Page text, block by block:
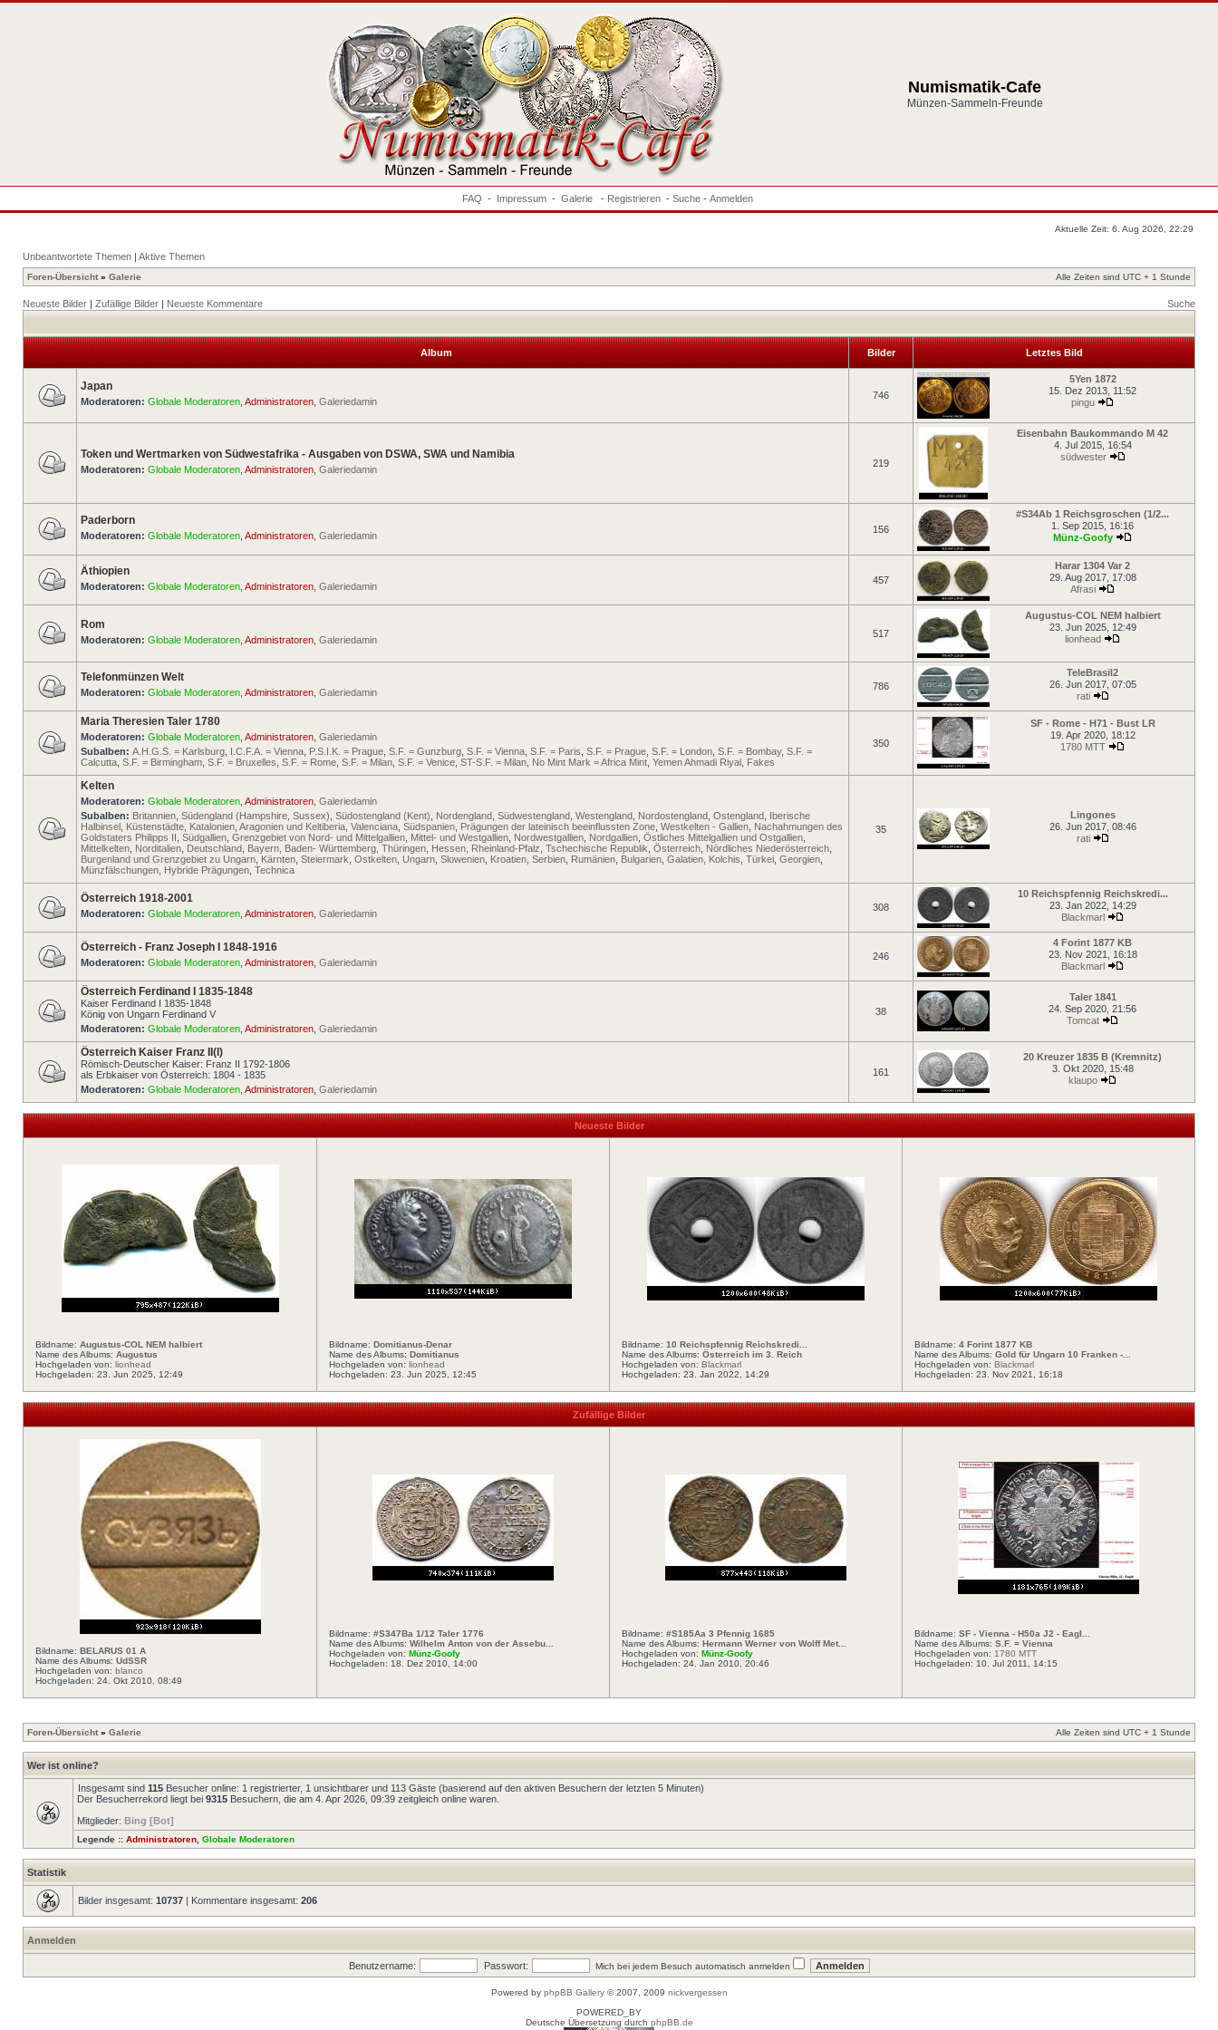
Numismatik-Cafe
Münzen-Sammeln-Freunde
FAQ - Impressum - Galerie - Registrieren - Suche - Anmelden
Aktuelle Zeit: 6. Aug 2026, 22:29
Unbeantwortete Themen | Aktive Themen
Foren-Übersicht » Galerie Alle Zeiten sind UTC + 1 Stunde
Neueste Bilder | Zufällige Bilder | Neueste Kommentare Suche
Album Bilder Letztes Bild
Japan
Moderatoren: Globale Moderatoren Administratoren Galeriedamin
746
5Yen 1872
15. Dez 2013, 11:52
pingu
Token und Wertmarken von Südwestafrika - Ausgaben von DSWA, SWA und Namibia
Moderatoren: Globale Moderatoren Administratoren Galeriedamin
219
Eisenbahn Baukommando M 42
4. Jul 2015, 16:54
südwester
Paderborn
Moderatoren: Globale Moderatoren Administratoren Galeriedamin
156
#S34Ab 1 Reichsgroschen (1/2...
1. Sep 2015, 16:16
Münz-Goofy
Äthiopien
Moderatoren: Globale Moderatoren Administratoren Galeriedamin
457
Harar 1304 Var 2
29. Aug 2017, 17:08
Afrasi
Rom
Moderatoren: Globale Moderatoren Administratoren Galeriedamin
517
Augustus-COL NEM halbiert
23. Jun 2025, 12:49
lionhead
Telefonmünzen Welt
Moderatoren: Globale Moderatoren Administratoren Galeriedamin
786
TeleBrasil2
26. Jun 2017, 07:05
rati
Maria Theresien Taler 1780
Moderatoren: Globale Moderatoren Administratoren Galeriedamin
Subalben: A.H.G.S. = Karlsburg I.C.F.A. = Vienna P.S.I.K. = Prague S.F. = Gunzburg S.F. = Vienna S.F. = Paris S.F. = Prague S.F. = London S.F. = Bombay, S.F. =
Calcutta S.F. = Birmingham S.F. = Bruxelles S.F. = Rome S.F. = Milan S.F. = Venice ST-S.F. = Milan No Mint Mark = Africa Mint Yemen Ahmadi Riyal Fakes
350
SF - Rome - H71 - Bust LR
19. Apr 2020, 18:12
1780 MTT
Kelten
Moderatoren: Globale Moderatoren Administratoren Galeriedamin
Subalben: Britannien Südengland (Hampshire, Sussex) Südostengland (Kent) Nordengland Südwestengland Westengland Nordostengland Ostengland Iberische
Halbinsel Küstenstädte Katalonien Aragonien und Keltiberia Valenciana Südspanien Prägungen der lateinisch beeinflussten Zone Westkelten - Gallien Nachahmungen des
Goldstaters Philipps II Südgallien Grenzgebiet von Nord- und Mittelgallien Mittel- und Westgallien Nordwestgallien Nordgallien Östliches Mittelgallien und Ostgallien
Mittelkelten Norditalien Deutschland Bayern, Baden- Württemberg, Thüringen Hessen, Rheinland-Pfalz Tschechische Republik Österreich Nördliches Niederösterreich
Burgenland und Grenzgebiet zu Ungarn Kärnten Steiermark Ostkelten Ungarn Slowenien Kroatien Serbien Rumänien Bulgarien Galatien, Kolchis Türkei Georgien
Münzfälschungen Hybride Prägungen Technica
35
Lingones
26. Jun 2017, 08:46
rati
Österreich 1918-2001
Moderatoren: Globale Moderatoren Administratoren Galeriedamin
308
10 Reichspfennig Reichskredi...
23. Jan 2022, 14:29
Blackmarl
Österreich - Franz Joseph I 1848-1916
Moderatoren: Globale Moderatoren Administratoren Galeriedamin
246
4 Forint 1877 KB
23. Nov 2021, 16:18
Blackmarl
Österreich Ferdinand I 1835-1848
Kaiser Ferdinand I 1835-1848
König von Ungarn Ferdinand V
Moderatoren: Globale Moderatoren Administratoren Galeriedamin
38
Taler 1841
24. Sep 2020, 21:56
Tomcat
Österreich Kaiser Franz II(I)
Römisch-Deutscher Kaiser: Franz II 1792-1806
als Erbkaiser von Österreich: 1804 - 1835
Moderatoren: Globale Moderatoren Administratoren Galeriedamin
161
20 Kreuzer 1835 B (Kremnitz)
3. Okt 2020, 15:48
klaupo
Neueste Bilder
Bildname: Augustus-COL NEM halbiert
Name des Albums: Augustus
Hochgeladen von: lionhead
Hochgeladen: 23. Jun 2025, 12:49
Bildname: Domitianus-Denar
Name des Albums: Domitianus
Hochgeladen von: lionhead
Hochgeladen: 23. Jun 2025, 12:45
Bildname: 10 Reichspfennig Reichskredi...
Name des Albums: Österreich im 3. Reich
Hochgeladen von: Blackmarl
Hochgeladen: 23. Jan 2022, 14:29
Bildname: 4 Forint 1877 KB
Name des Albums: Gold für Ungarn 10 Franken -...
Hochgeladen von: Blackmarl
Hochgeladen: 23. Nov 2021, 16:18
Zufällige Bilder
Bildname: BELARUS 01 A
Name des Albums: UdSSR
Hochgeladen von: blanco
Hochgeladen: 24. Okt 2010, 08:49
Bildname: #S347Ba 1/12 Taler 1776
Name des Albums: Wilhelm Anton von der Assebu...
Hochgeladen von: Münz-Goofy
Hochgeladen: 18. Dez 2010, 14:00
Bildname: #S185Aa 3 Pfennig 1685
Name des Albums: Hermann Werner von Wolff Met...
Hochgeladen von: Münz-Goofy
Hochgeladen: 24. Jan 2010, 20:46
Bildname: SF - Vienna - H50a J2 - Eagl...
Name des Albums: S.F. = Vienna
Hochgeladen von: 1780 MTT
Hochgeladen: 10. Jul 2011, 14:15
Foren-Übersicht » Galerie Alle Zeiten sind UTC + 1 Stunde
Wer ist online?
Insgesamt sind 115 Besucher online: 1 registrierter, 1 unsichtbarer und 113 Gäste (basierend auf den aktiven Besuchern der letzten 5 Minuten)
Der Besucherrekord liegt bei 9315 Besuchern, die am 4. Apr 2026, 09:39 zeitgleich online waren.
Mitglieder: Bing [Bot]
Legende :: Administratoren Globale Moderatoren
Statistik
Bilder insgesamt: 10737 | Kommentare insgesamt: 206
Anmelden
Benutzername: Passwort: Mich bei jedem Besuch automatisch anmelden
Powered by phpBB Gallery© 2007, 2009 nickvergessen
POWERED_BY
Deutsche Übersetzung durch phpBB.de